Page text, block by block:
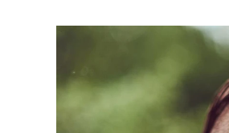
e
o
k
t
p
t
k
I
i